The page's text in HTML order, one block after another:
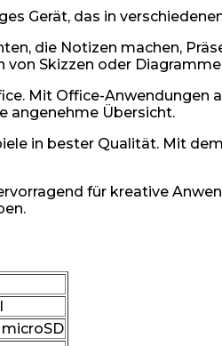
Gerät, das in
die Notizen machen,
von Skizzen oder
Mit Office-
angenehme Übersicht.
in bester Qualität. Mit
für kreative